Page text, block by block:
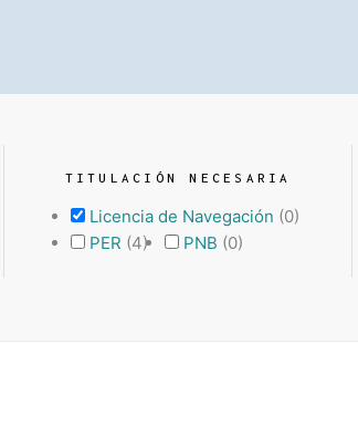
TITULACIÓN NECESARIA
Licencia de Navegación (0)
PER (4) PNB (0)